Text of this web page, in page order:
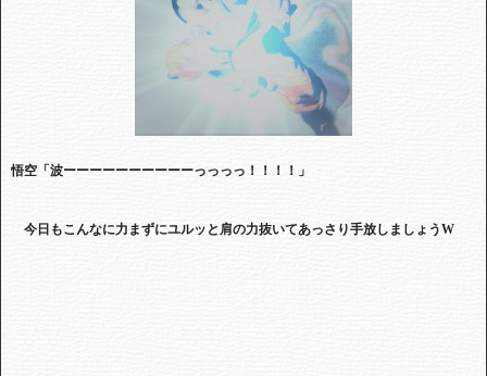
悟空「波ーーーーーーーーーーっっっっ！！！！」
今日もこんなに力まずにユルッと肩の力抜いてあっさり手放しましょうW